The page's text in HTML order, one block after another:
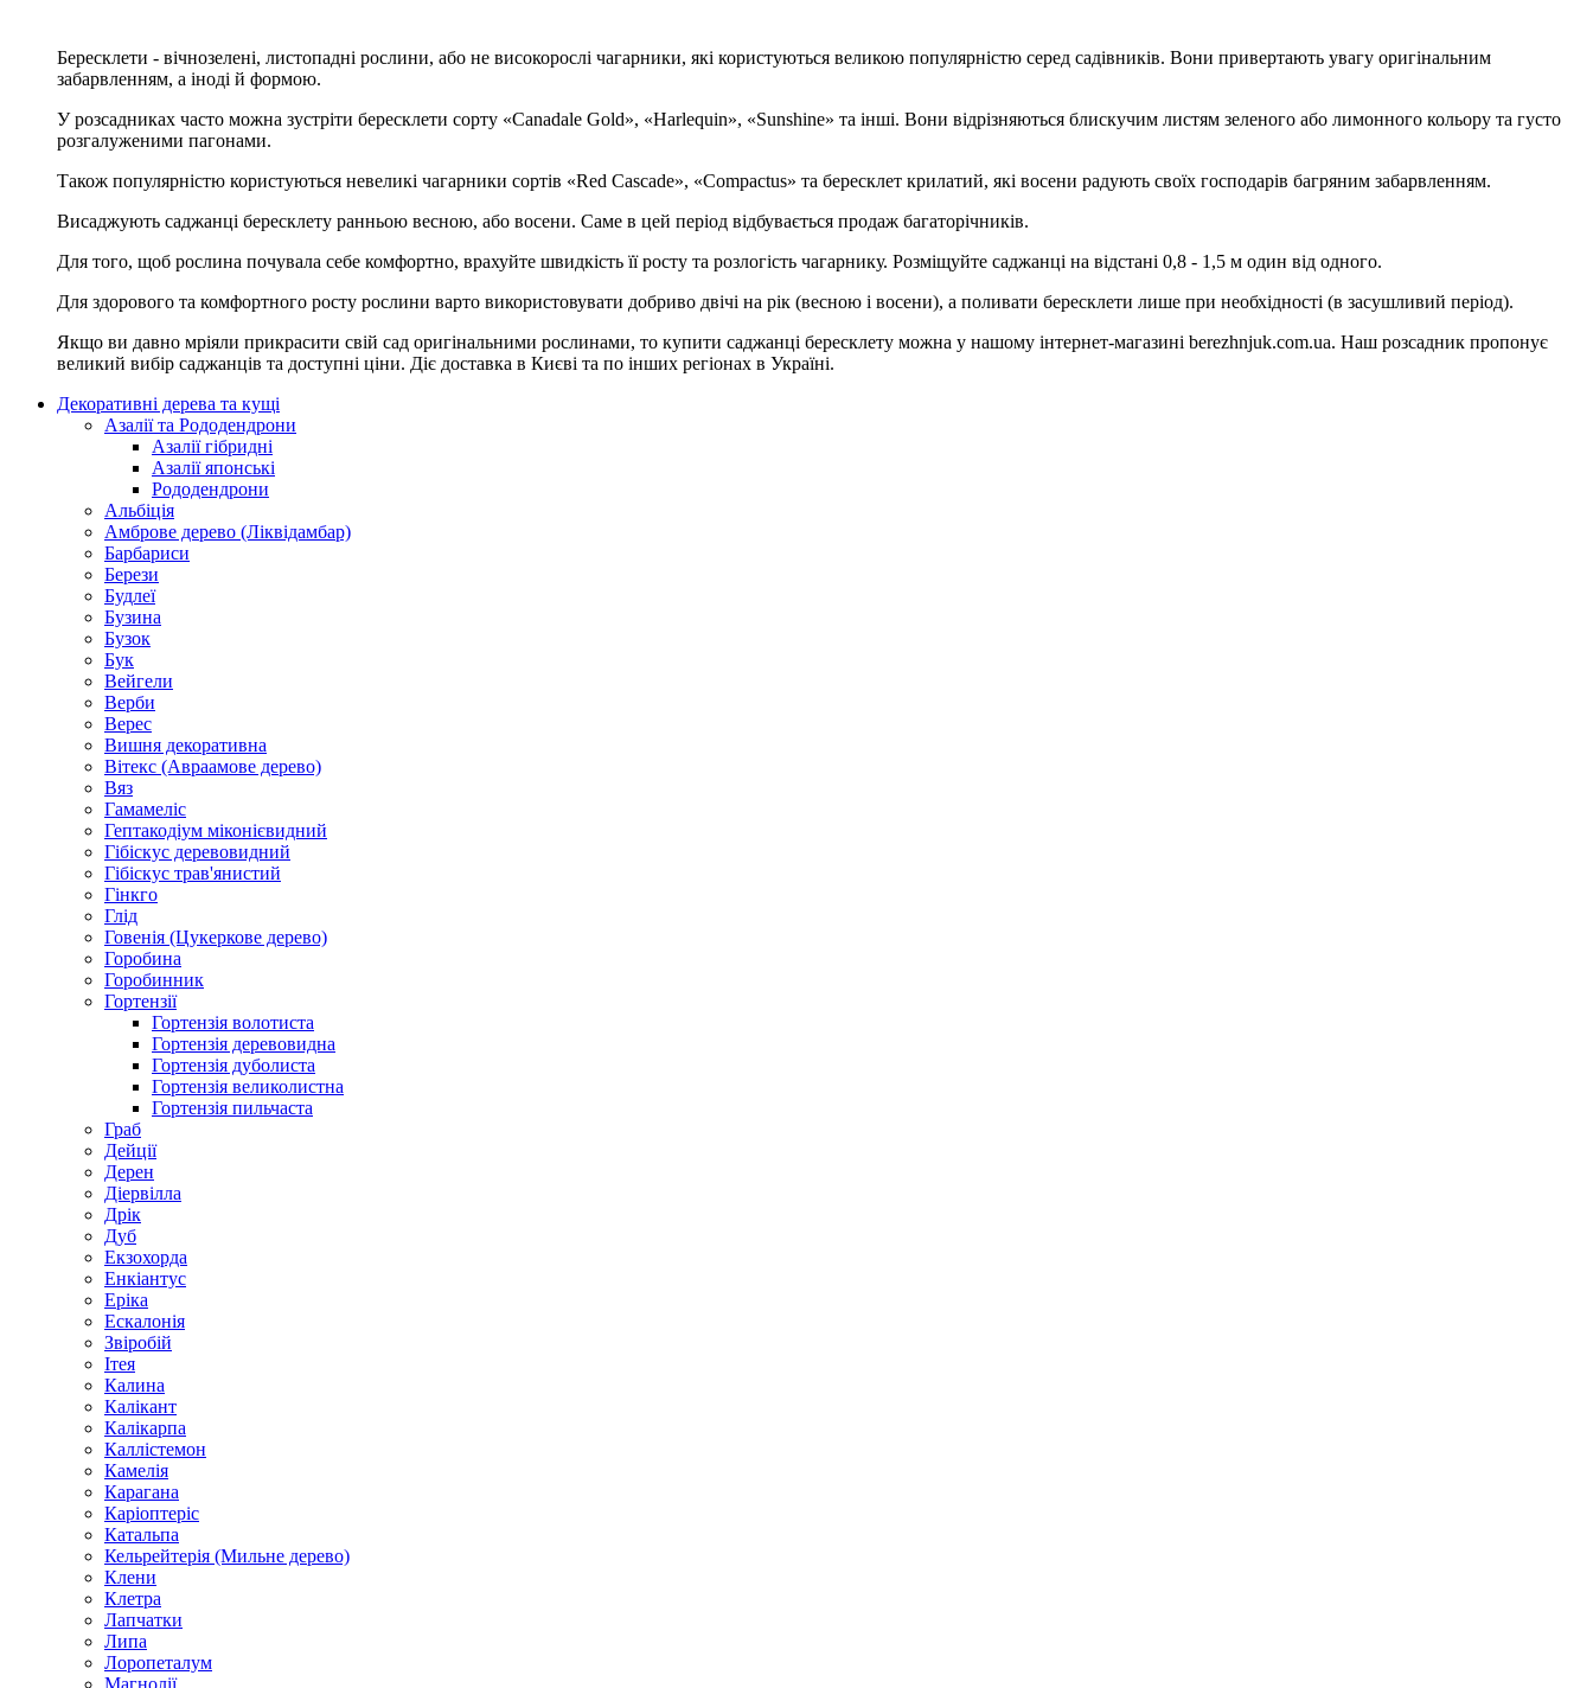
Бересклети - вічнозелені, листопадні рослини, або не високорослі чагарники, які користуються великою популярністю серед садівників. Вони привертають увагу оригінальним
забарвленням, а іноді й формою.
У розсадниках часто можна зустріти бересклети сорту «Canadale Gold», «Harlequin», «Sunshine» та інші. Вони відрізняються блискучим листям зеленого або лимонного кольору та густо
розгалуженими пагонами.
Також популярністю користуються невеликі чагарники сортів «Red Cascade», «Compactus» та бересклет крилатий, які восени радують своїх господарів багряним забарвленням.
Висаджують саджанці бересклету ранньою весною, або восени. Саме в цей період відбувається продаж багаторічників.
Для того, щоб рослина почувала себе комфортно, врахуйте швидкість її росту та розлогість чагарнику. Розміщуйте саджанці на відстані 0,8 - 1,5 м один від одного.
Для здорового та комфортного росту рослини варто використовувати добриво двічі на рік (весною і восени), а поливати бересклети лише при необхідності (в засушливий період).
Якщо ви давно мріяли прикрасити свій сад оригінальними рослинами, то купити саджанці бересклету можна у нашому інтернет-магазині berezhnjuk.com.ua. Наш розсадник пропонує
великий вибір саджанців та доступні ціни. Діє доставка в Києві та по інших регіонах в Україні.
Декоративні дерева та кущі
Азалії та Рододендрони
Азалії гібридні
Азалії японські
Рододендрони
Альбіція
Амброве дерево (Ліквідамбар)
Барбариси
Берези
Будлеї
Бузина
Бузок
Бук
Вейгели
Верби
Верес
Вишня декоративна
Вітекс (Авраамове дерево)
Вяз
Гамамеліс
Гептакодіум міконієвидний
Гібіскус деревовидний
Гібіскус трав'янистий
Гінкго
Глід
Говенія (Цукеркове дерево)
Горобина
Горобинник
Гортензії
Гортензія волотиста
Гортензія деревовидна
Гортензія дуболиста
Гортензія великолистна
Гортензія пильчаста
Граб
Дейції
Дерен
Діервілла
Дрік
Дуб
Екзохорда
Енкіантус
Еріка
Ескалонія
Звіробій
Ітея
Калина
Калікант
Калікарпа
Каллістемон
Камелія
Карагана
Каріоптеріс
Катальпа
Кельрейтерія (Мильне дерево)
Клени
Клетра
Лапчатки
Липа
Лоропеталум
Магнолії